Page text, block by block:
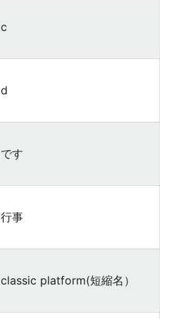
c
d
です
行事
classic platform(短縮名）